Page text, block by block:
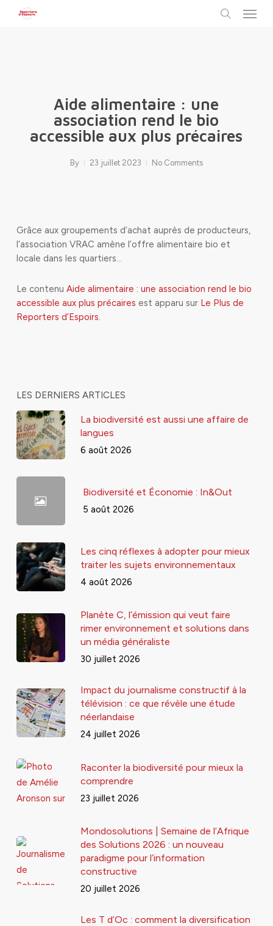
Menu
Aide alimentaire : une
association rend le bio
accessible aux plus précaires
By 23 juillet 2023 No Comments
Grâce aux groupements d’achat auprès de producteurs,
l’association VRAC amène l’offre alimentaire bio et
locale dans les quartiers…
Le contenu Aide alimentaire : une association rend le bio
accessible aux plus précaires est apparu sur Le Plus de
Reporters d’Espoirs.
LES DERNIERS ARTICLES
La biodiversité est aussi une affaire de
langues
6 août 2026
Biodiversité et Économie : In&Out
5 août 2026
Les cinq réflexes à adopter pour mieux
traiter les sujets environnementaux
4 août 2026
Planète C, l’émission qui veut faire
rimer environnement et solutions dans
un média généraliste
30 juillet 2026
Impact du journalisme constructif à la
télévision : ce que révèle une étude
néerlandaise
24 juillet 2026
Raconter la biodiversité pour mieux la
comprendre
23 juillet 2026
Mondosolutions | Semaine de l’Afrique
des Solutions 2026 : un nouveau
paradigme pour l’information
constructive
20 juillet 2026
Les T d’Oc : comment la diversification